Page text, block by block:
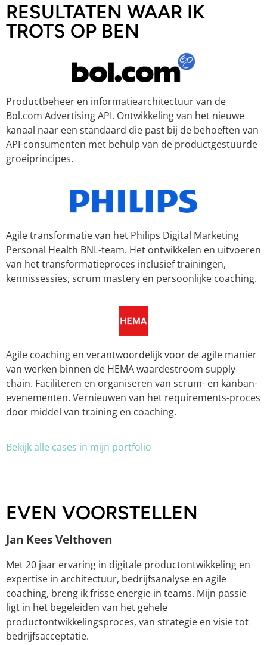
RESULTATEN WAAR IK
TROTS OP BEN
Productbeheer en informatiearchitectuur van de
Bol.com Advertising API. Ontwikkeling van het nieuwe
kanaal naar een standaard die past bij de behoeften van
API-consumenten met behulp van de productgestuurde
groeiprincipes.
Agile transformatie van het Philips Digital Marketing
Personal Health BNL-team. Het ontwikkelen en uitvoeren
van het transformatieproces inclusief trainingen,
kennissessies, scrum mastery en persoonlijke coaching.
Agile coaching en verantwoordelijk voor de agile manier
van werken binnen de HEMA waardestroom supply
chain. Faciliteren en organiseren van scrum- en kanban-
evenementen. Vernieuwen van het requirements-proces
door middel van training en coaching.
Bekijk alle cases in mijn portfolio
EVEN VOORSTELLEN
Jan Kees Velthoven
Met 20 jaar ervaring in digitale productontwikkeling en
expertise in architectuur, bedrijfsanalyse en agile
coaching, breng ik frisse energie in teams. Mijn passie
ligt in het begeleiden van het gehele
productontwikkelingsproces, van strategie en visie tot
bedrijfsacceptatie.